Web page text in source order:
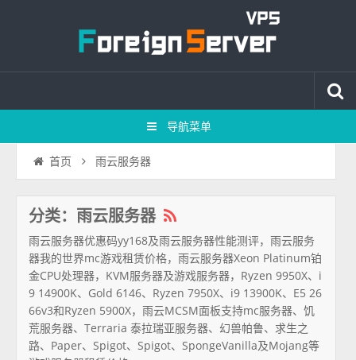
导航菜单
首页 雨云服务器
分类：雨云服务器
雨云服务器优惠码yy168及雨云服务器性能测评，雨云服务
器我的世界mc游戏租赁价格，雨云服务器Xeon Platinum铂
金CPU处理器，KVM服务器及游戏服务器，Ryzen 9950X、i
9 14900K、Gold 6146、Ryzen 7950X、i9 13900K、E5 26
66v3和Ryzen 5900X，雨云MCSM面板支持mc服务器、饥
荒服务器、Terraria 泰拉瑞亚服务器、幻兽帕鲁、求生之
路、Paper、Spigot、Spigot、SpongeVanilla及Mojang等